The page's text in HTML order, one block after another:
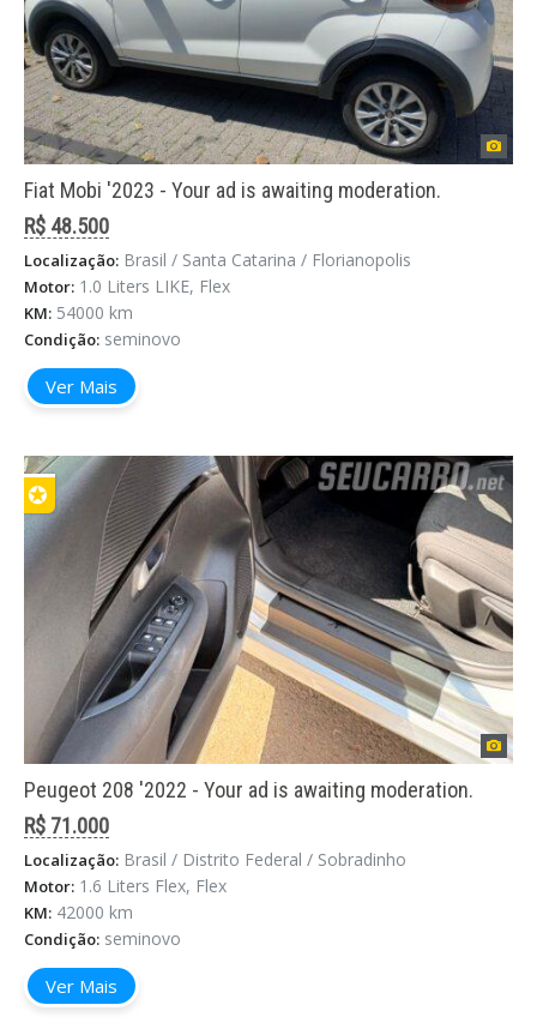
Fiat Mobi '2023 - Your ad is awaiting moderation.
R$ 48.500
Localização: Brasil / Santa Catarina / Florianopolis
Motor: 1.0 Liters LIKE, Flex
KM: 54000 km
Condição: seminovo
Ver Mais
✪
Peugeot 208 '2022 - Your ad is awaiting moderation.
R$ 71.000
Localização: Brasil / Distrito Federal / Sobradinho
Motor: 1.6 Liters Flex, Flex
KM: 42000 km
Condição: seminovo
Ver Mais